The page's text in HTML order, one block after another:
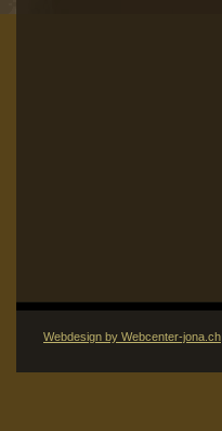
Webdesign by Webcenter-jona.ch